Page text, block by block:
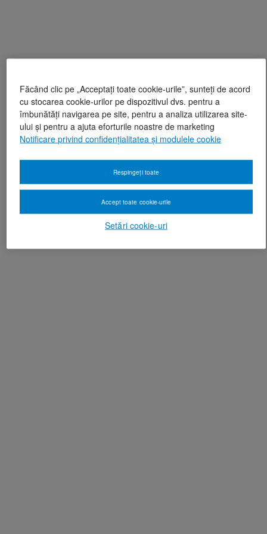
Făcând clic pe „Acceptați toate cookie-urile”, sunteți de acord
cu stocarea cookie-urilor pe dispozitivul dvs. pentru a
îmbunătăți navigarea pe site, pentru a analiza utilizarea site-
ului și pentru a ajuta eforturile noastre de marketing
Notificare privind confidențialitatea și modulele cookie
Setări cookie-uri
Respingeți toate
Accept toate cookie-urile